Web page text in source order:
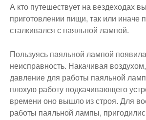
А кто путешествует на вездеходах
приготовлении пищи, так или иначе
сталкивался с паяльной лампой.
Пользуясь паяльной лампой
неисправность. Накачивая
давление для работы паяльной
плохую работу подкачивающего
времени оно вышло из строя. Для
работы паяльной лампы,